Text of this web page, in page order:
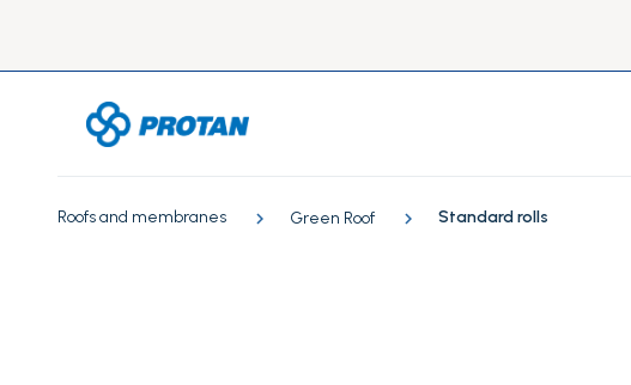
Roofs and membranes Green Roof Standard rolls